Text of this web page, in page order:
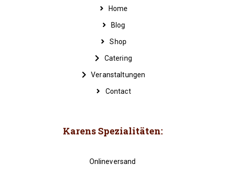
Home
Blog
Shop
Catering
Veranstaltungen
Contact
Karens Spezialitäten:
Onlineversand